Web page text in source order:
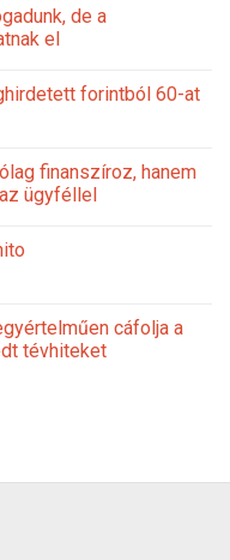
de a
el
forintból 60-at
finanszíroz, hanem
ügyféllel
cáfolja a
tévhiteket